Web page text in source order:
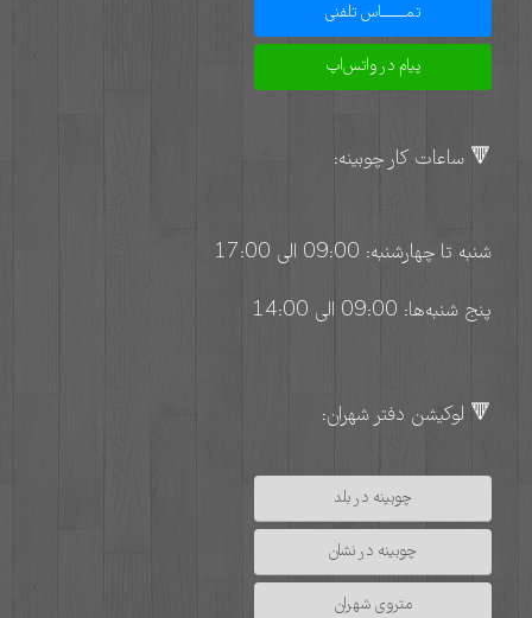
تمـــــــاس تلفنی
پیام در واتس‌اپ
🔻 ساعات کار چوبینه:
شنبه تا چهارشنبه: 09:00 الی 17:00
پنج شنبه‌ها: 09:00 الی 14:00
🔻 لوکیشن دفتر شهران:
چوبینه در بلد
چوبینه در نشان
متروی شهران